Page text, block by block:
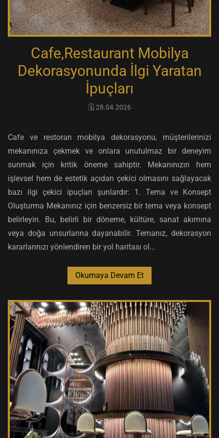
Cafe,Restaurant Mobilya
Dekorasyonunda İlgi Yaratan
İpuçları
🗓️ 28.04.2026
Cafe ve restoran mobilya dekorasyonu, müşterilerinizi
mekanınıza çekmek ve onlara unutulmaz bir deneyim
sunmak için kritik öneme sahiptir. Mekanınızın hem
işlevsel hem de estetik açıdan çekici olmasını sağlayacak
bazı ilgi çekici ipuçları şunlardır: 1. Tema ve Konsept
Oluşturma Mekanınız için benzersiz bir tema veya konsept
belirleyin. Bu, belirli bir döneme, kültüre, sanat akımına
veya doğa unsurlarına dayanabilir. Temanız, dekorasyon
kararlarınızı yönlendiren bir yol haritası ol...
Okumaya Devam Et